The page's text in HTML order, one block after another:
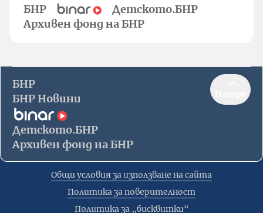
БНР
Детското.БНР
Архивен фонд на БНР
БНР
БНР Новини
Детското.БНР
Архивен фонд на БНР
Общи условия за използване на сайта
Политика за поверителност
Политика за „бисквитки“